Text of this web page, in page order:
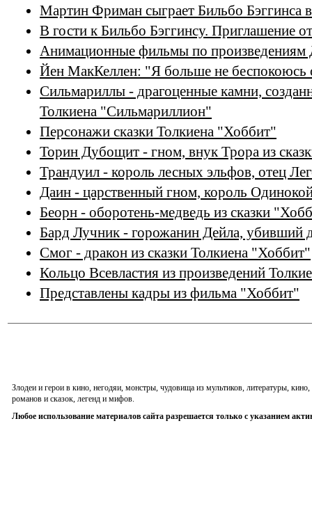
Мартин Фриман сыграет Бильбо Бэггинса
В гости к Бильбо Бэггинсу. Приглашение
Анимационные фильмы по произведениям
Йен МакКеллен: "Я больше не беспокоюсь
Сильмариллы - драгоценные камни,
Толкиена "Сильмариллион"
Персонажи сказки Толкиена "Хоббит"
Торин Дубощит - гном, внук Трора из
Трандуил - король лесных эльфов, отец
Даин - царственный гном, король
Беорн - оборотень-медведь из сказки
Бард Лучник - горожанин Дейла, убивший
Смог - дракон из сказки Толкиена "Хоббит"
Кольцо Всевластия из произведений
Представлены кадры из фильма "Хоббит"
Злодеи и герои в кино, негодяи, монстры, чудовища из мультиков, литературы,
романов и сказок, легенд и мифов.
Любое использование материалов сайта разрешается только с указанием